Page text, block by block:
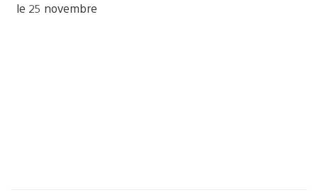
le 25 novembre